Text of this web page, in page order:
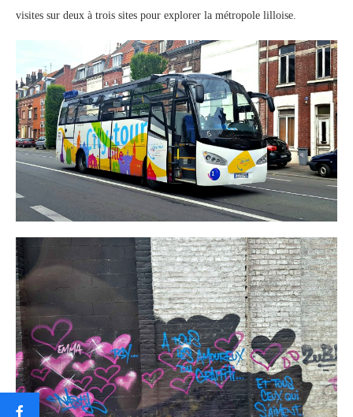
visites sur deux à trois sites pour explorer la métropole lilloise.